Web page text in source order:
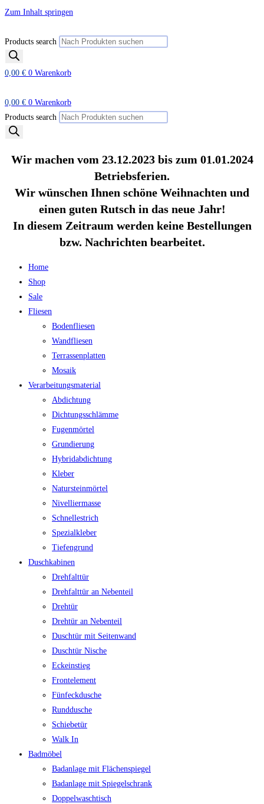
Zum Inhalt springen
Products search
0,00 € 0 Warenkorb
0,00 € 0 Warenkorb
Products search
Wir machen vom 23.12.2023 bis zum 01.01.2024
Betriebsferien.
Wir wünschen Ihnen schöne Weihnachten und
einen guten Rutsch in das neue Jahr!
In diesem Zeitraum werden keine Bestellungen
bzw. Nachrichten bearbeitet.
Home
Shop
Sale
Fliesen
Bodenfliesen
Wandfliesen
Terrassenplatten
Mosaik
Verarbeitungsmaterial
Abdichtung
Dichtungsschlämme
Fugenmörtel
Grundierung
Hybridabdichtung
Kleber
Natursteinmörtel
Nivelliermasse
Schnellestrich
Spezialkleber
Tiefengrund
Duschkabinen
Drehfalttür
Drehfalttür an Nebenteil
Drehtür
Drehtür an Nebenteil
Duschtür mit Seitenwand
Duschtür Nische
Eckeinstieg
Frontelement
Fünfeckdusche
Runddusche
Schiebetür
Walk In
Badmöbel
Badanlage mit Flächenspiegel
Badanlage mit Spiegelschrank
Doppelwaschtisch